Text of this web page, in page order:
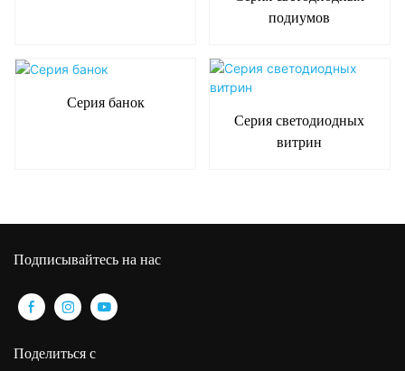
подиумов
Серия банок
Серия светодиодных
витрин
Подписывайтесь на нас
Поделиться с